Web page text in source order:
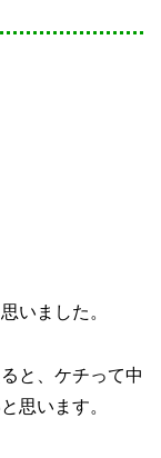
いました。
と、ケチって中
思います。